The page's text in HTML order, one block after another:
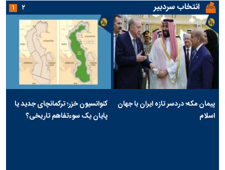
انتخاب سردبیر
پیمان مکه؛ دردسر تازه ایران با جهان
اسلام
کنوانسیون خزر؛ ترکمانچای جدید یا
پایان یک سوءتفاهم تاریخی؟
۱ ۲